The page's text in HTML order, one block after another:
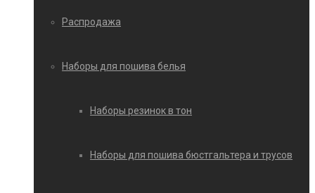
Распродажа
Наборы для пошива белья
Наборы резинок в тон
Наборы для пошива бюстгальтера и трусов